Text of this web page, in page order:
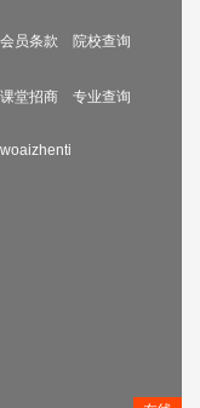
会员条款 院校查询
课堂招商 专业查询
woaizhenti